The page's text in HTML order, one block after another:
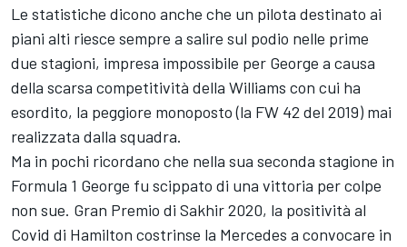
Le statistiche dicono anche che un pilota destinato ai
piani alti riesce sempre a salire sul podio nelle prime
due stagioni, impresa impossibile per George a causa
della scarsa competitività della Williams con cui ha
esordito, la peggiore monoposto (la FW 42 del 2019) mai
realizzata dalla squadra.
Ma in pochi ricordano che nella sua seconda stagione in
Formula 1 George fu scippato di una vittoria per colpe
non sue. Gran Premio di Sakhir 2020, la positività al
Covid di Hamilton costrinse la Mercedes a convocare in